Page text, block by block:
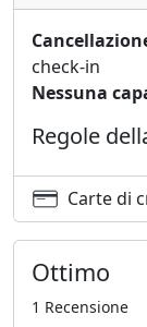
check-in
Nessuna
Regole
Carte di
Ottimo
1 Recensione